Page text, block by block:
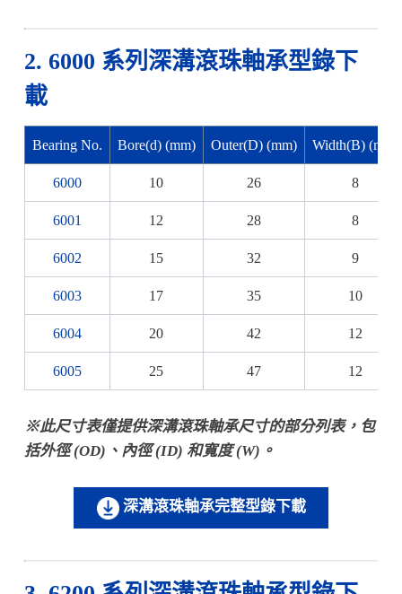
2. 6000 系列深溝滾珠軸承型錄下
載
Bearing No. Bore(d) (mm) Outer(D) (mm) Width(B) (mm)
6000 10 26 8
6001 12 28 8
6002 15 32 9
6003 17 35 10
6004 20 42 12
6005 25 47 12
※此尺寸表僅提供深溝滾珠軸承尺寸的部分列表，包
括外徑 (OD)、內徑 (ID) 和寬度 (W)。
深溝滾珠軸承完整型錄下載